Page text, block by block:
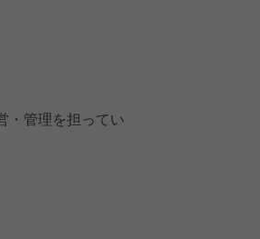
・管理を担ってい